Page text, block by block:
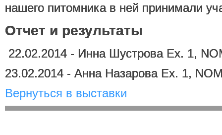
нашего питомника в ней принимали
Отчет и результаты
22.02.2014 - Инна Шустрова Ex. 1,
23.02.2014 - Анна Назарова Ex. 1,
Вернуться в выставки